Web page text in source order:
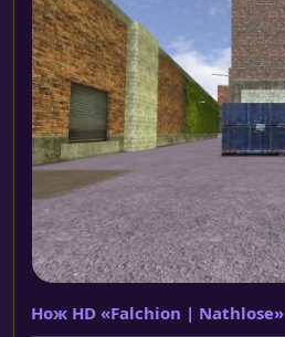
Нож HD «Falchion | Nathlose»